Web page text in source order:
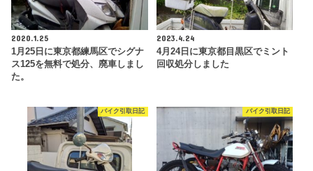
2020.1.25
1月25日に東京都練馬区でシグナ
ス125を無料で処分、廃車しまし
た。
2023.4.24
4月24日に東京都目黒区でミント
回収処分しました
バイク引取日記 バイク引取日記